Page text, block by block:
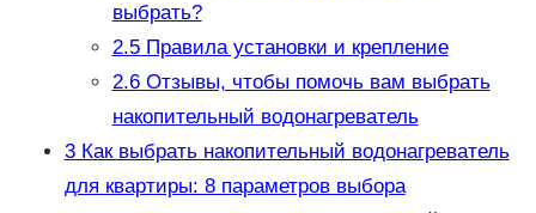
выбрать?
2.5Правила установки и крепление
2.6Отзывы, чтобы помочь вам выбрать
накопительный водонагреватель
3Как выбрать накопительный водонагреватель
для квартиры: 8 параметров выбора